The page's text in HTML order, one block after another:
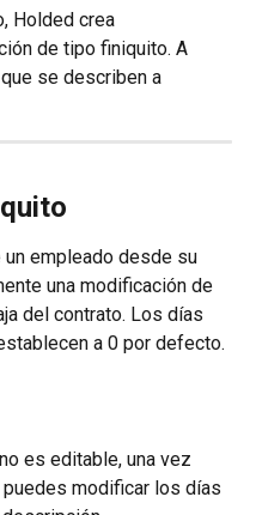
Holded crea
de tipo finiquito. A
se describen a
empleado desde su
una modificación de
del contrato. Los días
a 0 por defecto.
es editable, una vez
modificar los días